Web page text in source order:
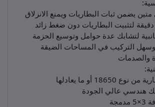
يضمن ثبات البطاريات ويمنع الانزلاق
لتثبيت البطاريات دون ضغط زائد
لتشابك عدة حوامل وتوسيع الحزمة
التركيب في المساحات الضيقة
والصدمات
هندسي عالي الجودة